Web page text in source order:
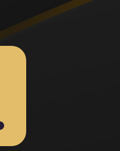
visibilité